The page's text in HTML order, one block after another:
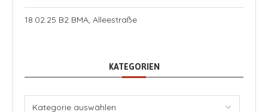
18.02.25 B2 BMA, Alleestraße
KATEGORIEN